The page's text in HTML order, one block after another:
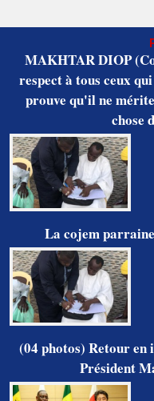
MAKHTAR DIOP
respect à tous ceux
prouve qu'il ne
chose
La cojem
(04 photos) Retour en
Président